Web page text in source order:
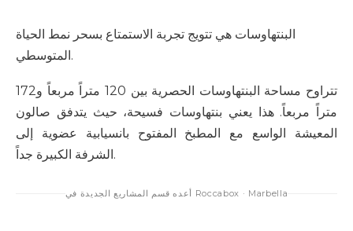
البنتهاوسات هي تتويج تجربة الاستمتاع بسحر نمط الحياة
المتوسطي.
تتراوح مساحة البنتهاوسات الحصرية بين 120 متراً مربعاً و172
متراً مربعاً. هذا يعني بنتهاوسات فسيحة، حيث يتدفق صالون
المعيشة الواسع مع المطبخ المفتوح بانسيابية عضوية إلى
الشرفة الكبيرة جداً.
أعده قسم المشاريع الجديدة في Roccabox · Marbella